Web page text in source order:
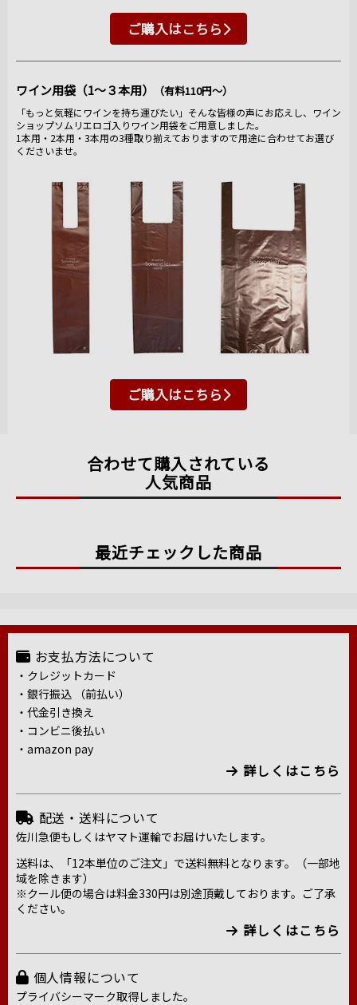
ご購入はこちら
ワイン用袋（1～３本用） （有料110円～）
「もっと気軽にワインを持ち運びたい」そんな皆様の声にお応えし、ワイン
ショップソムリエロゴ入りワイン用袋をご用意しました。
1本用・2本用・3本用の3種取り揃えておりますので用途に合わせてお選び
くださいませ。
ご購入はこちら
合わせて購入されている
人気商品
最近チェックした商品
お支払方法について
・クレジットカード
・銀行振込 （前払い）
・代金引き換え
・コンビニ後払い
・amazon pay
詳しくはこちら
配送・送料について
佐川急便もしくはヤマト運輸でお届けいたします。
送料は、「12本単位のご注文」で送料無料となります。（一部地
域を除きます）
※クール便の場合は料金330円は別途頂戴しております。ご了承
ください。
詳しくはこちら
個人情報について
プライバシーマーク取得しました。